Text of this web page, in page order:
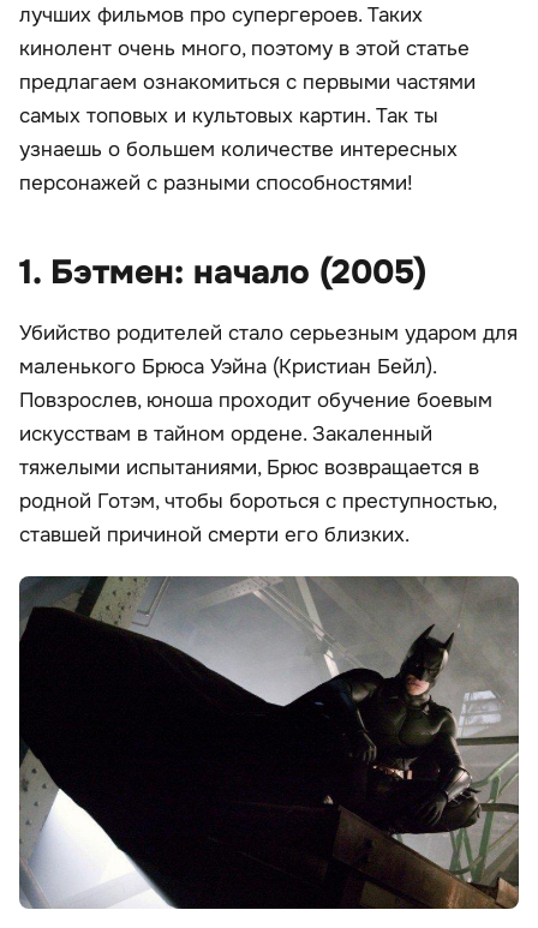
лучших фильмов про супергероев. Таких
кинолент очень много, поэтому в этой статье
предлагаем ознакомиться с первыми частями
самых топовых и культовых картин. Так ты
узнаешь о большем количестве интересных
персонажей с разными способностями!
1. Бэтмен: начало (2005)
Убийство родителей стало серьезным ударом для
маленького Брюса Уэйна (Кристиан Бейл).
Повзрослев, юноша проходит обучение боевым
искусствам в тайном ордене. Закаленный
тяжелыми испытаниями, Брюс возвращается в
родной Готэм, чтобы бороться с преступностью,
ставшей причиной смерти его близких.